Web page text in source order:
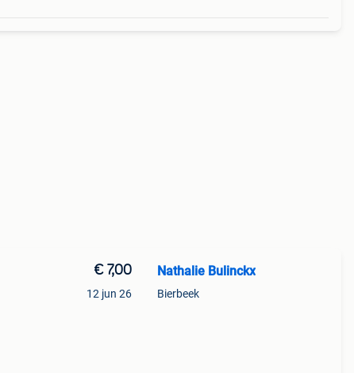
€ 7,00
12 jun 26
Nathalie Bulinckx
Bierbeek